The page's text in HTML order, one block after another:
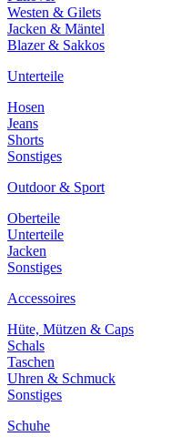
Westen & Gilets
Jacken & Mäntel
Blazer & Sakkos
Unterteile
Hosen
Jeans
Shorts
Sonstiges
Outdoor & Sport
Oberteile
Unterteile
Jacken
Sonstiges
Accessoires
Hüte, Mützen & Caps
Schals
Taschen
Uhren & Schmuck
Sonstiges
Schuhe